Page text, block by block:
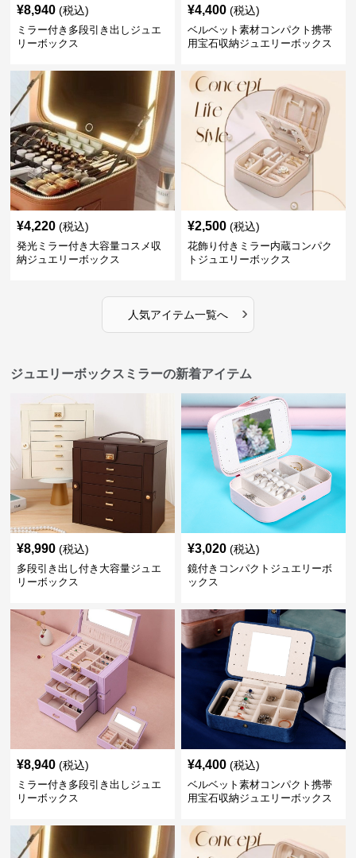
¥8,940 (税込)
ミラー付き多段引き出しジュエ
リーボックス
¥4,400 (税込)
ベルベット素材コンパクト携帯
用宝石収納ジュエリーボックス
¥4,220 (税込)
発光ミラー付き大容量コスメ収
納ジュエリーボックス
¥2,500 (税込)
花飾り付きミラー内蔵コンパク
トジュエリーボックス
人気アイテム一覧へ ›
ジュエリーボックスミラーの新着アイテム
¥8,990 (税込)
多段引き出し付き大容量ジュエ
リーボックス
¥3,020 (税込)
鏡付きコンパクトジュエリーボ
ックス
¥8,940 (税込)
ミラー付き多段引き出しジュエ
リーボックス
¥4,400 (税込)
ベルベット素材コンパクト携帯
用宝石収納ジュエリーボックス